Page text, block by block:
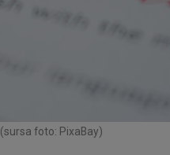
(sursa foto: PixaBay)